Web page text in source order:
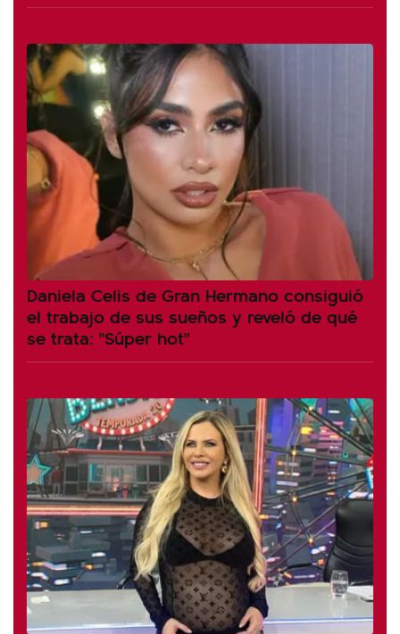
Daniela Celis de Gran Hermano consiguió
el trabajo de sus sueños y reveló de qué
se trata: "Súper hot"